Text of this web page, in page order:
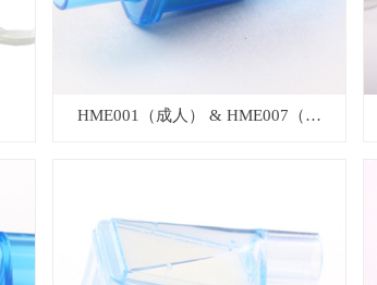
HME001（成人） & HME007（儿